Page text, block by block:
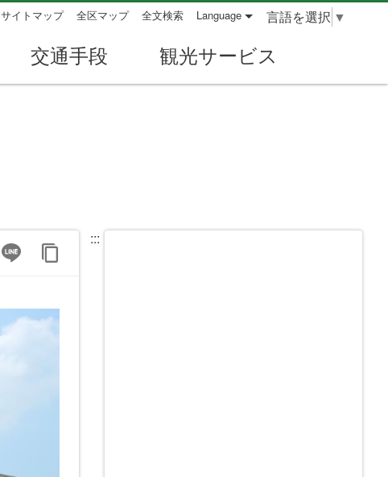
サイトマップ 全区マップ 全文検索 Language 言語を選択 ▼
交通手段 観光サービス
:::